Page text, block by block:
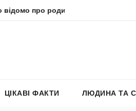
політика
ЦІКАВІ ФАКТИ ЛЮДИНА ТА